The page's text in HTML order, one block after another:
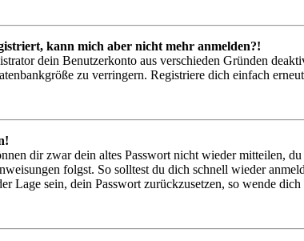
kann mich aber nicht mehr anmelden?!
dein Benutzerkonto aus verschieden Gründen
zu verringern. Registriere dich einfach
dir zwar dein altes Passwort nicht wieder mitteilen,
folgst. So solltest du dich schnell wieder
Lage sein, dein Passwort zurückzusetzen, so wende